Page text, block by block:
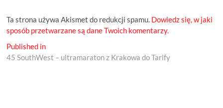
Ta strona używa Akismet do redukcji spamu. Dowiedz się, w jaki
sposób przetwarzane są dane Twoich komentarzy.
Nawigacja
wpisu
Published in
45 SouthWest – ultramaraton z Krakowa do Tarify